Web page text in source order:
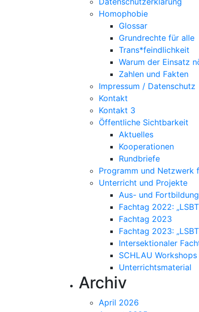
Homophobie
Glossar
Grundrechte für alle
Trans*feindlichkeit
Warum der Einsatz
Zahlen und Fakten
Impressum / Datenschutz
Kontakt
Kontakt 3
Öffentliche Sichtbarkeit
Aktuelles
Kooperationen
Rundbriefe
Programm und Netzwerk
Unterricht und Projekte
Aus- und Fortbildung
Fachtag 2022:
Fachtag 2023
Fachtag 2023:
Intersektionaler
SCHLAU Workshops
Unterrichtsmaterial
Archiv
April 2026